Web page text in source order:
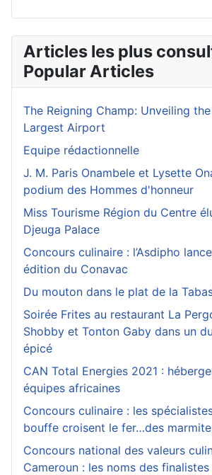
Articles les plus
Popular Articles
The Reigning Champ: Unveiling
Largest Airport
Equipe rédactionnelle
J. M. Paris Onambele et Lysette
podium des Hommes d'honneur
Miss Tourisme Région du Centre
Djeuga Palace
Concours culinaire : l’Asdipho
édition du Conavac
Du mouton dans le plat de la
Soirée Frites au restaurant La
Shobby et Tonton Gaby dans un
épicé
CAN Total Energies 2021 :
équipes africaines
Concours culinaire : les
bouffe croisent le fer…des
Concours national des valeurs
Cameroun : les noms des